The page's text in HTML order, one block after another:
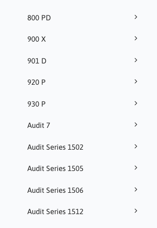
800 PD
900 X
901 D
920 P
930 P
Audit 7
Audit Series 1502
Audit Series 1505
Audit Series 1506
Audit Series 1512